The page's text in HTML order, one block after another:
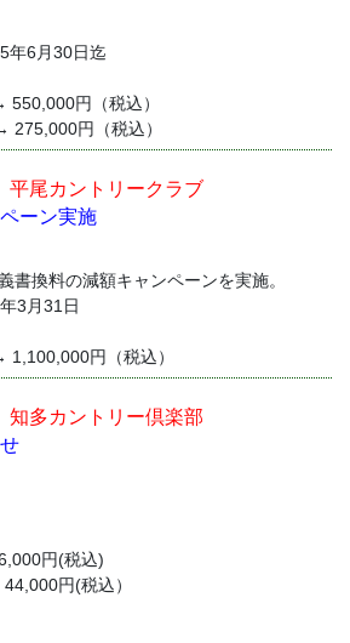
年6月30日迄
円（税込）
円（税込）
平尾カントリークラブ
ーン実施
書換料の減額キャンペーンを実施。
3月31日
円（税込）
知多カントリー倶楽部
円(税込)
円(税込）